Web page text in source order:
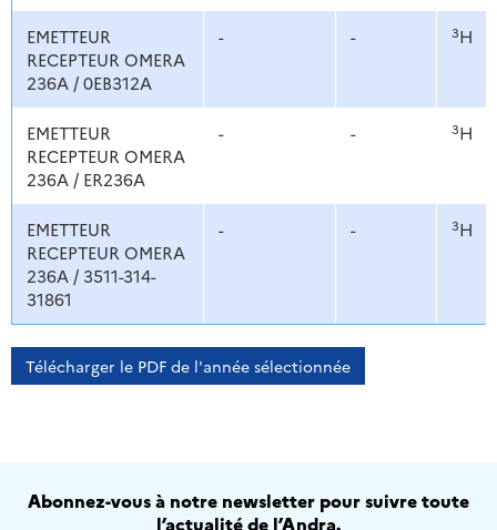
EMETTEUR
RECEPTEUR OMERA
236A / 0EB312A
- - 3H
EMETTEUR
RECEPTEUR OMERA
236A / ER236A
- - 3H
EMETTEUR
RECEPTEUR OMERA
236A / 3511-314-
31861
- - 3H
Télécharger le PDF de l'année sélectionnée
Abonnez-vous à notre newsletter pour suivre toute
l’actualité de l’Andra.